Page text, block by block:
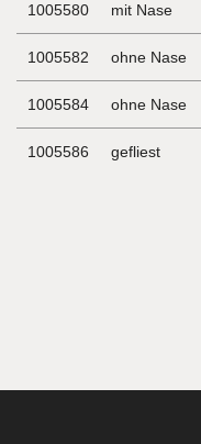
1005580 mit Nase
1005582 ohne Nase
1005584 ohne Nase
1005586 gefliest